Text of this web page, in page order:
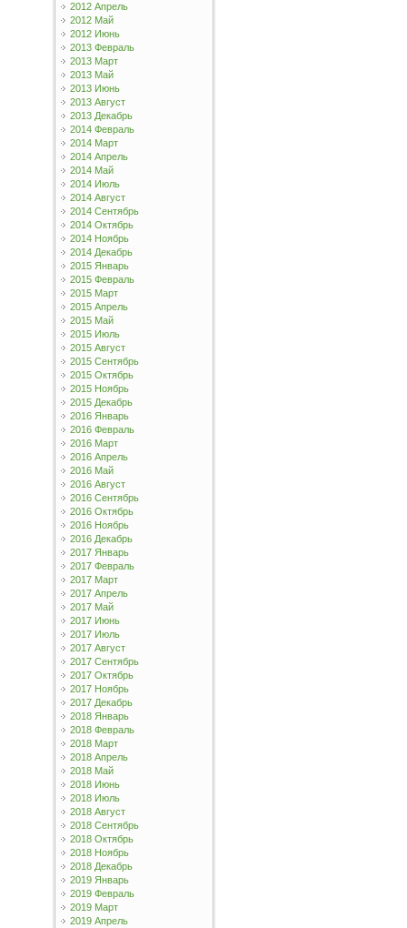
2012 Апрель
2012 Май
2012 Июнь
2013 Февраль
2013 Март
2013 Май
2013 Июнь
2013 Август
2013 Декабрь
2014 Февраль
2014 Март
2014 Апрель
2014 Май
2014 Июль
2014 Август
2014 Сентябрь
2014 Октябрь
2014 Ноябрь
2014 Декабрь
2015 Январь
2015 Февраль
2015 Март
2015 Апрель
2015 Май
2015 Июль
2015 Август
2015 Сентябрь
2015 Октябрь
2015 Ноябрь
2015 Декабрь
2016 Январь
2016 Февраль
2016 Март
2016 Апрель
2016 Май
2016 Август
2016 Сентябрь
2016 Октябрь
2016 Ноябрь
2016 Декабрь
2017 Январь
2017 Февраль
2017 Март
2017 Апрель
2017 Май
2017 Июнь
2017 Июль
2017 Август
2017 Сентябрь
2017 Октябрь
2017 Ноябрь
2017 Декабрь
2018 Январь
2018 Февраль
2018 Март
2018 Апрель
2018 Май
2018 Июнь
2018 Июль
2018 Август
2018 Сентябрь
2018 Октябрь
2018 Ноябрь
2018 Декабрь
2019 Январь
2019 Февраль
2019 Март
2019 Апрель